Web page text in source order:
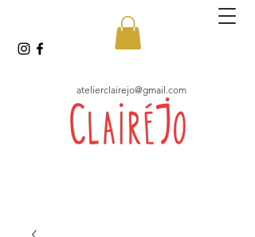
atelierclairejo@gmail.com